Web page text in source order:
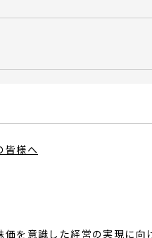
皆様へ
価を意識した経営の実現に向